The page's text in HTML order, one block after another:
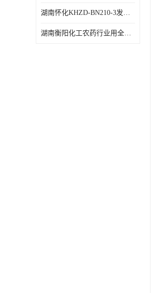
湖南怀化KHZD-BN210-3发动机柴油冷却钎焊机板式热交换器
湖南衡阳化工农药行业用全焊接板式冷凝器专业定制